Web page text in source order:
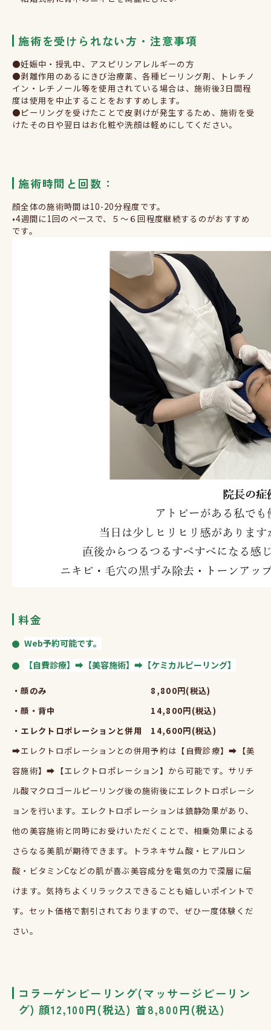
施術を受けられない方・注意事項
●妊娠中・授乳中、アスピリンアレルギーの方
●剥離作用のあるにきび治療薬、各種ビーリング剤、トレチノ
イン・レチノール等を使用されている場合は、施術後3 日間程
度は使用を中止することをおすすめします。
●ピーリングを受けたことで皮剥けが発生するため、施術を受
けたその日や翌日はお化粧や洗顔は軽めにしてください。
施術時間と回数：
顔全体の施術時間は10-20分程度です。
•4週間に1回のペースで、５～６回程度継続するのがおすすめ
です。
料金
Web予約可能です。
【自費診療】➡【美容施術】➡【ケミカルピーリング】
・顔のみ 8,800円(税込)
・顔・背中 14,800円(税込)
・エレクトロポレーションと併用 14,600円(税込)
➡エレクトロポレーションとの併用予約は【自費診療】➡ 【美
容施術】➡ 【エレクトロポレーション】から可能です。サリチ
ル酸マクロゴールピーリング後の施術後にエレクトロポレーシ
ョンを行います。エレクトロポレーションは鎮静効果があり、
他の美容施術と同時にお受けいただくことで、相乗効果による
さらなる美肌が期待できます。トラネキサム酸・ヒアルロン
酸・ビタミンCなどの肌が喜ぶ美容成分を電気の力で深層に届
けます。気持ちよくリラックスできることも嬉しいポイントで
す。セット価格で割引されておりますので、ぜひ一度体験くだ
さい。
コラーゲンピーリング(マッサージピーリン
グ) 顔12,100円(税込) 首8,800円(税込)